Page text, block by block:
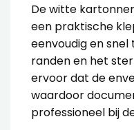
De witte
een praktische
eenvoudig en snel
randen en het
ervoor dat de
waardoor
professioneel bij